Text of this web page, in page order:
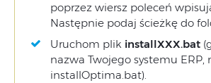
poprzez wiersz poleceń
Następnie podaj ścieżkę do
Uruchom plik installXXX.bat
nazwa Twojego systemu ERP,
installOptima.bat).